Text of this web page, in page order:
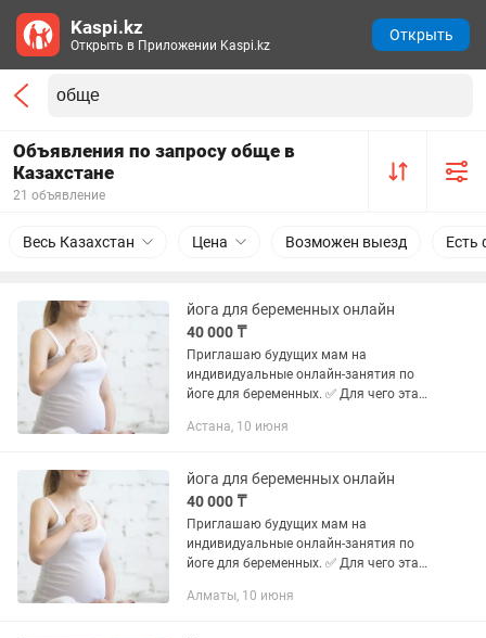
Объявления по запросу обще в
Казахстане
21 объявление
Весь Казахстан Цена Возможен выезд Есть
йога для беременных онлайн
40 000 ₸
Приглашаю будущих мам на
индивидуальные онлайн-занятия по
йоге для беременных. ✅ Для чего эта
тазу; •улучшает сон и общее
Астана, 10 июня
йога для беременных онлайн
40 000 ₸
Приглашаю будущих мам на
индивидуальные онлайн-занятия по
йоге для беременных. ✅ Для чего эта
тазу; •улучшает сон и общее
Алматы, 10 июня
Kaspi.kz
Открыть в Приложении Kaspi.kz
Открыть